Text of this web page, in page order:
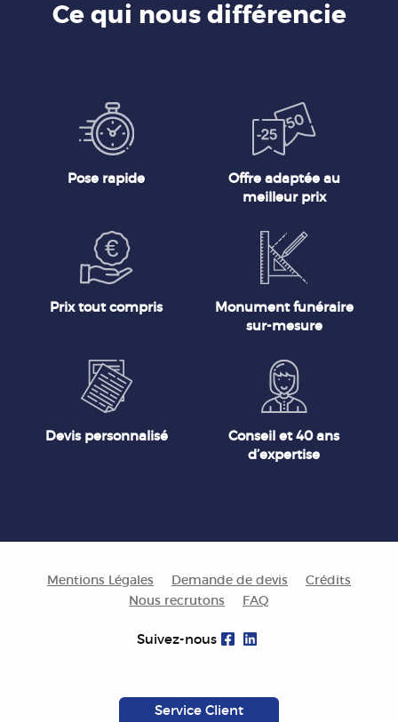
Ce qui nous différencie
Pose rapide
Offre adaptée au
meilleur prix
Prix tout compris
Monument funéraire
sur-mesure
Devis personnalisé
Conseil et 40 ans
d’expertise
Mentions Légales Demande de devis
Crédits
Nous recrutons
FAQ
Suivez-nous
Service Client